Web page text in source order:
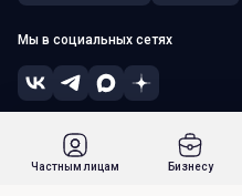
Мы в социальных сетях
© 2026, ПАО «Норвик Банк».
Россия, г. Москва, 115054, ул.
Частным лицам Бизнесу